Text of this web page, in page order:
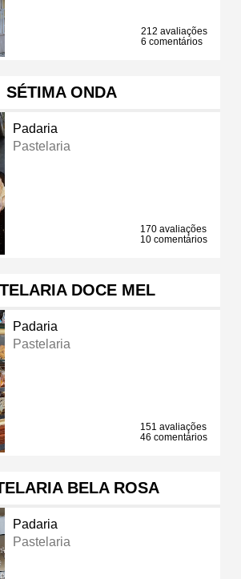
212 avaliações
6 comentários
SÉTIMA ONDA
Padaria
Pastelaria
170 avaliações
10 comentários
DOCE MEL
Padaria
Pastelaria
151 avaliações
46 comentários
BELA ROSA
Padaria
Pastelaria